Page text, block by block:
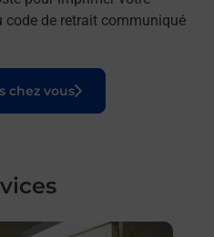
code de retrait communiqué
chez vous
onglet